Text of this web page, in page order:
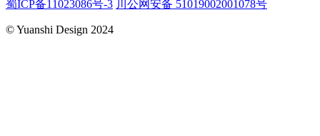
蜀ICP备11023086号-3 川公网安备 51019002001078号
© Yuanshi Design 2024